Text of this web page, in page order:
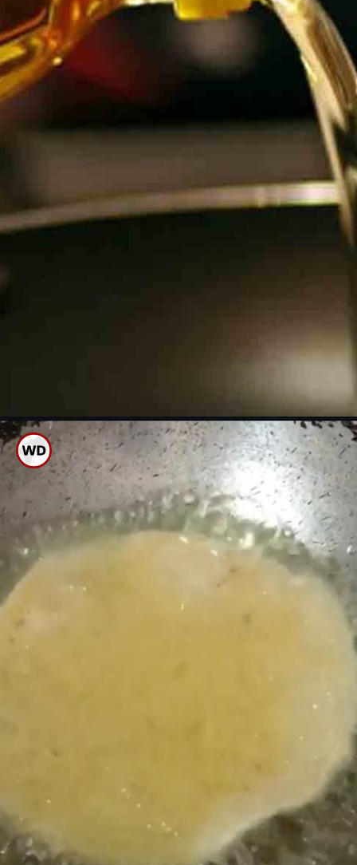
ಪೂರಿ ಹಿಟ್ಟು ಕಲಸುವಾಗ ಚೆನ್ನಾಗಿ ಎಣ್ಣೆ
ಹಾಕಿ ಕಲಸಿಕೊಂಡು ಮೃದುವಾಗಿರುವಂತೆ
ನೋಡಿಕೊಳ್ಳಿ